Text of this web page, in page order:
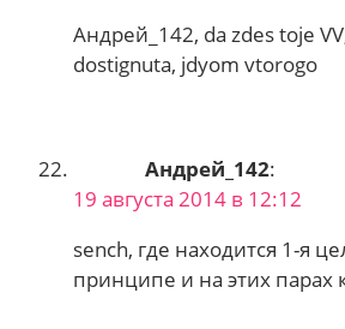
Андрей_142, da zdes toje
dostignuta, jdyom vtorogo
Андрей_142:
19 августа 2014 в 12:12
sench, где находится 1-я
принципе и на этих парах